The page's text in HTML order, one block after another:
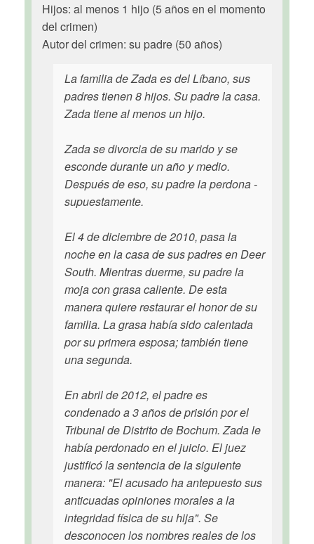
Hijos: al menos 1 hijo (5 años en el momento
del crimen)
Autor del crimen: su padre (50 años)
La familia de Zada es del Líbano, sus
padres tienen 8 hijos. Su padre la casa.
Zada tiene al menos un hijo.
Zada se divorcia de su marido y se
esconde durante un año y medio.
Después de eso, su padre la perdona -
supuestamente.
El 4 de diciembre de 2010, pasa la
noche en la casa de sus padres en Deer
South. Mientras duerme, su padre la
moja con grasa caliente. De esta
manera quiere restaurar el honor de su
familia. La grasa había sido calentada
por su primera esposa; también tiene
una segunda.
En abril de 2012, el padre es
condenado a 3 años de prisión por el
Tribunal de Distrito de Bochum. Zada le
había perdonado en el juicio. El juez
justificó la sentencia de la siguiente
manera: "El acusado ha antepuesto sus
anticuadas opiniones morales a la
integridad física de su hija". Se
desconocen los nombres reales de los